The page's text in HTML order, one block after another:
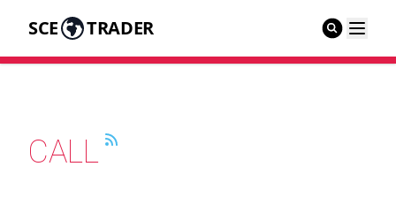
SCE TRADER
CALL